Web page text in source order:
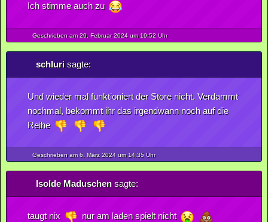
Ich stimme auch zu
Geschrieben am 29. Februar2024um 19:52 Uhr
schlurisagte:
Und wieder mal funktioniert der Store nicht. Verdammt
nochmal, bekommt ihr das irgendwann noch auf die
Reihe
Geschrieben am 6. März2024um 14:35 Uhr
Isolde Maduschensagte:
taugt nix nur am laden spielt nicht